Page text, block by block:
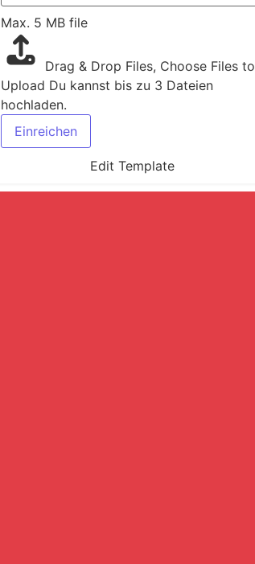
Max. 5 MB file
Drag & Drop Files, Choose Files to
Upload Du kannst bis zu 3 Dateien
hochladen.
Einreichen
Edit Template